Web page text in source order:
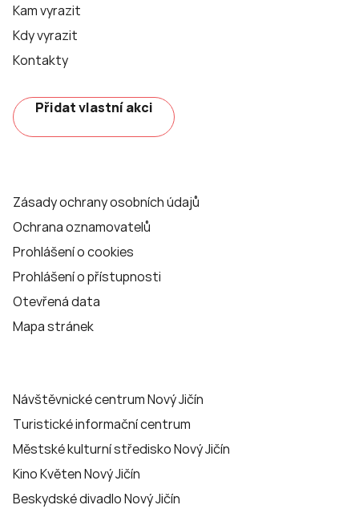
Kam vyrazit
Kdy vyrazit
Kontakty
Přidat vlastní akci
Zásady ochrany osobních údajů
Ochrana oznamovatelů
Prohlášení o cookies
Prohlášení o přístupnosti
Otevřená data
Mapa stránek
Návštěvnické centrum Nový Jičín
Turistické informační centrum
Městské kulturní středisko Nový Jičín
Kino Květen Nový Jičín
Beskydské divadlo Nový Jičín